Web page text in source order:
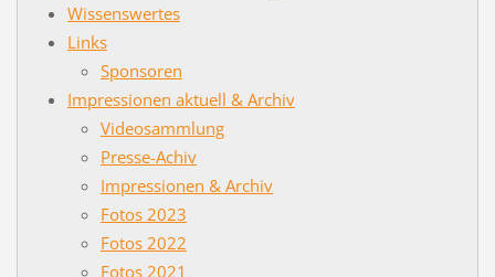
Wissenswertes
Links
Sponsoren
Impressionen aktuell & Archiv
Videosammlung
Presse-Achiv
Impressionen & Archiv
Fotos 2023
Fotos 2022
Fotos 2021